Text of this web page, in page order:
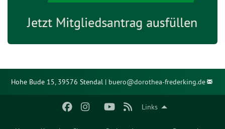
Links
Hohe Bude 15, 39576 Stendal | buero@dorothea-frederking.de